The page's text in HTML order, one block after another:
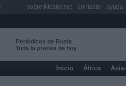
Periódicos de Rusia
Toda la prensa de hoy
Inicio África
sobre Kiosko.net contacto ayuda